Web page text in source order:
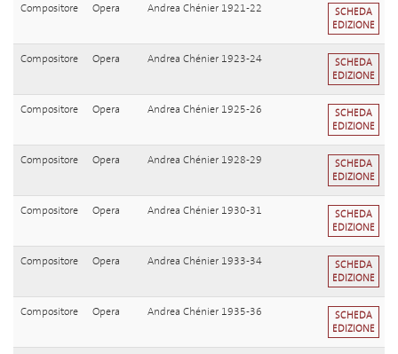
Compositore Opera Andrea Chénier 1921-22
SCHEDA
EDIZIONE
Compositore Opera Andrea Chénier 1923-24
SCHEDA
EDIZIONE
Compositore Opera Andrea Chénier 1925-26
SCHEDA
EDIZIONE
Compositore Opera Andrea Chénier 1928-29
SCHEDA
EDIZIONE
Compositore Opera Andrea Chénier 1930-31
SCHEDA
EDIZIONE
Compositore Opera Andrea Chénier 1933-34
SCHEDA
EDIZIONE
Compositore Opera Andrea Chénier 1935-36
SCHEDA
EDIZIONE